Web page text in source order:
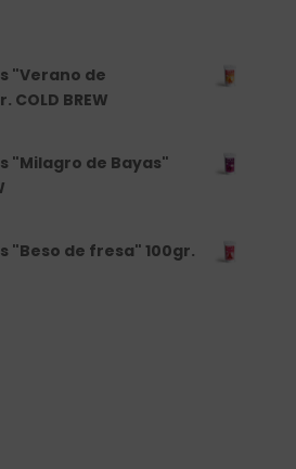
"Verano de
BREW
"Milagro de Bayas"
"Beso de fresa" 100gr.